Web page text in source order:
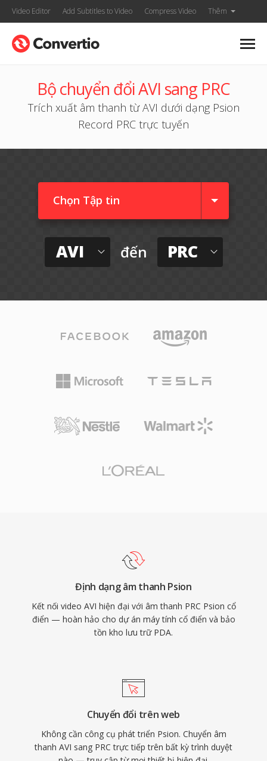
Video Editor Add Subtitles to Video Compress Video Thêm
Bộ chuyển đổi AVI sang PRC
Trích xuất âm thanh từ AVI dưới dạng Psion
Record PRC trực tuyến
Chọn Tập tin
AVI đến PRC
Định dạng âm thanh Psion
Kết nối video AVI hiện đại với âm thanh PRC Psion cổ
điển — hoàn hảo cho dự án máy tính cổ điển và bảo
tồn kho lưu trữ PDA.
Chuyển đổi trên web
Không cần công cụ phát triển Psion. Chuyển âm
thanh AVI sang PRC trực tiếp trên bất kỳ trình duyệt